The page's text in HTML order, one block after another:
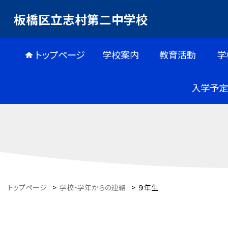
板橋区立志村第二中学校
トップページ 学校案内 教育活動
入学予
トップページ > 学校・学年からの連絡 > ９年生